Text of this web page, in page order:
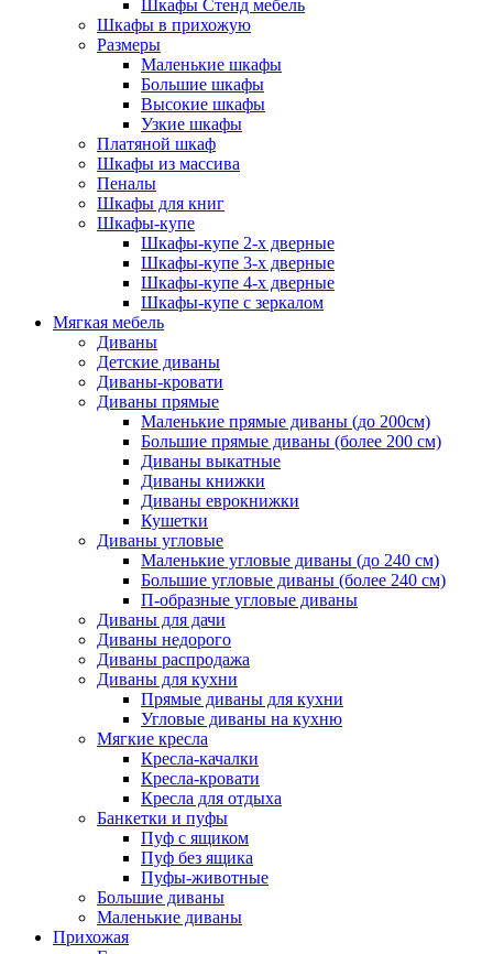
Шкафы Стенд мебель
Шкафы в прихожую
Размеры
Маленькие шкафы
Большие шкафы
Высокие шкафы
Узкие шкафы
Платяной шкаф
Шкафы из массива
Пеналы
Шкафы для книг
Шкафы-купе
Шкафы-купе 2-х дверные
Шкафы-купе 3-х дверные
Шкафы-купе 4-х дверные
Шкафы-купе с зеркалом
Мягкая мебель
Диваны
Детские диваны
Диваны-кровати
Диваны прямые
Маленькие прямые диваны (до 200см)
Большие прямые диваны (более 200 см)
Диваны выкатные
Диваны книжки
Диваны еврокнижки
Кушетки
Диваны угловые
Маленькие угловые диваны (до 240 см)
Большие угловые диваны (более 240 см)
П-образные угловые диваны
Диваны для дачи
Диваны недорого
Диваны распродажа
Диваны для кухни
Прямые диваны для кухни
Угловые диваны на кухню
Мягкие кресла
Кресла-качалки
Кресла-кровати
Кресла для отдыха
Банкетки и пуфы
Пуф с ящиком
Пуф без ящика
Пуфы-животные
Большие диваны
Маленькие диваны
Прихожая